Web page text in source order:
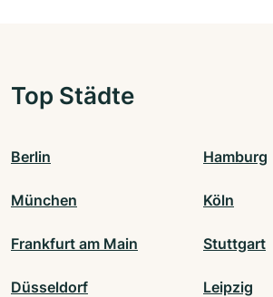
Top Städte
Berlin Hamburg
München Köln
Frankfurt am Main Stuttgart
Düsseldorf Leipzig